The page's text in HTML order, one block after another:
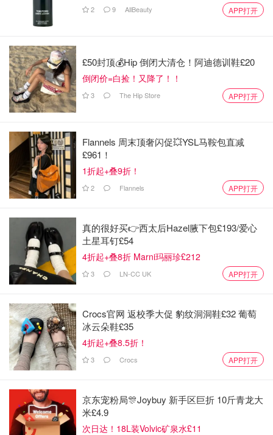
伯、约旦。
受国际领空变动影响，近期所有前往该地区的航班均可能面
临延误或在最后一刻取消。出发前，请务必联系航空公司核
实最新的航班动态。
来源：
thestar.com
3月加拿大旅行警告 - 中东地区冲突升
级，政府对多国发布“避免所有旅行”警
告！
迪丽热巴滞留迪拜，平安最重要！
2 9 AllBeauty APP打开
£50封顶💰Hip 倒闭大清仓！阿迪德训鞋£20
倒闭价=白捡！又降了！！
3 The Hip Store APP打开
Flannels 周末顶奢闪促💥YSL马鞍包直减
£961！
1折起+叠9折！
2 Flannels APP打开
真的很好买👉西太后Hazel腋下包£193/爱心
土星耳钉£54
4折起+叠8折 Marni玛丽珍£212
3 LN-CC UK APP打开
Crocs官网 返校季大促 豹纹洞洞鞋£32 葡萄
冰云朵鞋£35
4折起+叠8.5折！
3 Crocs APP打开
京东宠粉局🎊Joybuy 新手区巨折 10斤青龙大
米£4.9
次日达！18L装Volvic矿泉水£11